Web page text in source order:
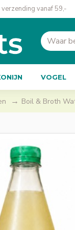
verzending vanaf 59,-
VOGEL
Boil & Broth